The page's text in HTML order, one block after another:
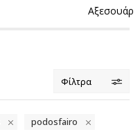
Αξεσουάρ
Φίλτρα
podosfairo